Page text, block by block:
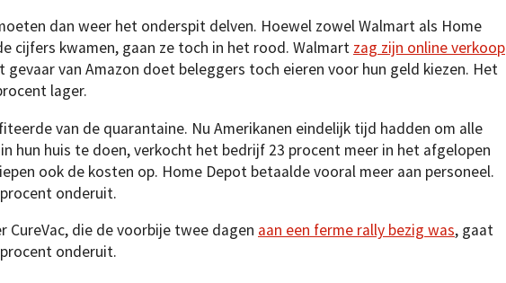
dan weer het onderspit delven. Hoewel zowel Walmart als Home
cijfers kwamen, gaan ze toch in het rood. Walmart zag zijn online verkoop
gevaar van Amazon doet beleggers toch eieren voor hun geld kiezen. Het
lager.
van de quarantaine. Nu Amerikanen eindelijk tijd hadden om alle
hun huis te doen, verkocht het bedrijf 23 procent meer in het afgelopen
ook de kosten op. Home Depot betaalde vooral meer aan personeel.
onderuit.
CureVac, die de voorbije twee dagen aan een ferme rally bezig was, gaat
onderuit.